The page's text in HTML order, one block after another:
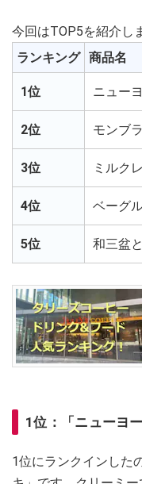
今回はTOP5を紹介し
ランキング 商品名
1位 ニュー
2位 モンブ
3位 ミルク
4位 ベーグ
5位 和三盆
1位：「ニューヨ
1位にランクインした